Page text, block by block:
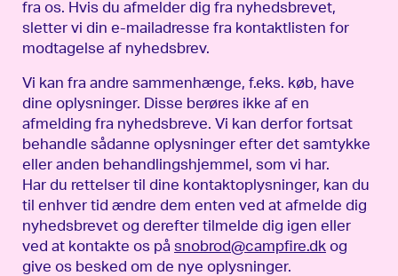
fra os. Hvis du afmelder dig fra nyhedsbrevet,
sletter vi din e-mailadresse fra kontaktlisten for
modtagelse af nyhedsbrev.
Vi kan fra andre sammenhænge, f.eks. køb, have
dine oplysninger. Disse berøres ikke af en
afmelding fra nyhedsbreve. Vi kan derfor fortsat
behandle sådanne oplysninger efter det samtykke
eller anden behandlingshjemmel, som vi har.
Har du rettelser til dine kontaktoplysninger, kan du
til enhver tid ændre dem enten ved at afmelde dig
nyhedsbrevet og derefter tilmelde dig igen eller
ved at kontakte os på snobrod@campfire.dkog
give os besked om de nye oplysninger.